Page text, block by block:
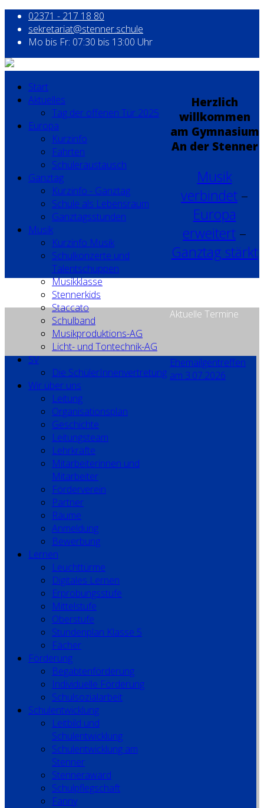
02371 - 217 18 80
sekretariat@stenner.schule
Mo bis Fr: 07:30 bis 13:00 Uhr
Start
Aktuelles
Tag der offenen Tür 2025
Europa
Kurzinfo
Fahrten
Schüleraustausch
Ganztag
Kurzinfo - Ganztag
Schule als Lebensraum
Ganztagsstunden
Musik
Kurzinfo Musik
Schulkonzerte und
Talentschuppen
Musikklasse
Stennerkids
Staccato
Schulband
Musikproduktions-AG
Licht- und Tontechnik-AG
SV
Die SchülerInnenvertretung
Wir über uns
Leitung
Organisationsplan
Geschichte
Leitungsteam
Lehrkräfte
Mitarbeiterinnen und
Mitarbeiter
Förderverein
Partner
Räume
Anmeldung
Bewerbung
Lernen
Leuchttürme
Digitales Lernen
Erprobungsstufe
Mittelstufe
Oberstufe
Stundenplan Klasse 5
Fächer
Förderung
Begabtenförderung
Individuelle Förderung
Schulsozialarbeit
Schulentwicklung
Leitbild und
Schulentwicklung
Schulentwicklung am
Stenner
Stenneraward
Schulpflegschaft
Fanny
Herzlich
willkommen
am Gymnasium
An der Stenner
Musik
verbindet –
Europa
erweitert –
Ganztag stärkt
Aktuelle Termine
Ehemailgentreffen
am 3.07.2026